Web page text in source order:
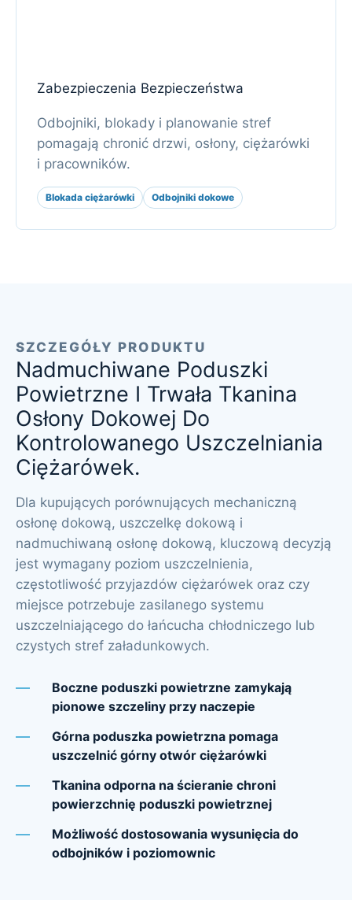
Zabezpieczenia Bezpieczeństwa
Odbojniki, blokady i planowanie stref
pomagają chronić drzwi, osłony, ciężarówki
i pracowników.
Blokada ciężarówki Odbojniki dokowe
SZCZEGÓŁY PRODUKTU
Nadmuchiwane Poduszki
Powietrzne I Trwała Tkanina
Osłony Dokowej Do
Kontrolowanego Uszczelniania
Ciężarówek.
Dla kupujących porównujących mechaniczną
osłonę dokową, uszczelkę dokową i
nadmuchiwaną osłonę dokową, kluczową decyzją
jest wymagany poziom uszczelnienia,
częstotliwość przyjazdów ciężarówek oraz czy
miejsce potrzebuje zasilanego systemu
uszczelniającego do łańcucha chłodniczego lub
czystych stref załadunkowych.
Boczne poduszki powietrzne zamykają
pionowe szczeliny przy naczepie
Górna poduszka powietrzna pomaga
uszczelnić górny otwór ciężarówki
Tkanina odporna na ścieranie chroni
powierzchnię poduszki powietrznej
Możliwość dostosowania wysunięcia do
odbojników i poziomownic